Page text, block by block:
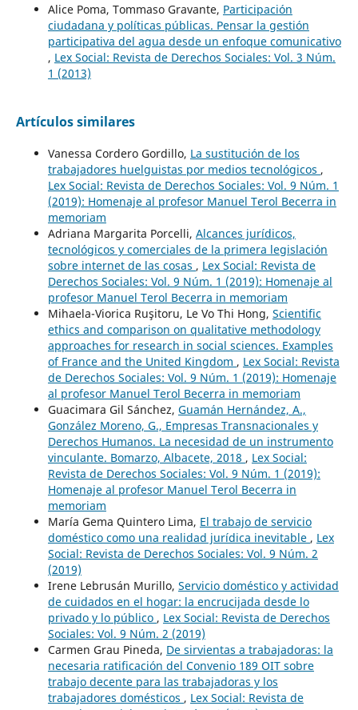
Alice Poma, Tommaso Gravante, Participación
ciudadana y políticas públicas. Pensar la gestión
participativa del agua desde un enfoque comunicativo
, Lex Social: Revista de Derechos Sociales: Vol. 3 Núm.
1 (2013)
Artículos similares
Vanessa Cordero Gordillo, La sustitución de los
trabajadores huelguistas por medios tecnológicos ,
Lex Social: Revista de Derechos Sociales: Vol. 9 Núm. 1
(2019): Homenaje al profesor Manuel Terol Becerra in
memoriam
Adriana Margarita Porcelli, Alcances jurídicos,
tecnológicos y comerciales de la primera legislación
sobre internet de las cosas , Lex Social: Revista de
Derechos Sociales: Vol. 9 Núm. 1 (2019): Homenaje al
profesor Manuel Terol Becerra in memoriam
Mihaela-Viorica Ruşitoru, Le Vo Thi Hong, Scientific
ethics and comparison on qualitative methodology
approaches for research in social sciences. Examples
of France and the United Kingdom , Lex Social: Revista
de Derechos Sociales: Vol. 9 Núm. 1 (2019): Homenaje
al profesor Manuel Terol Becerra in memoriam
Guacimara Gil Sánchez, Guamán Hernández, A.,
González Moreno, G., Empresas Transnacionales y
Derechos Humanos. La necesidad de un instrumento
vinculante. Bomarzo, Albacete, 2018 , Lex Social:
Revista de Derechos Sociales: Vol. 9 Núm. 1 (2019):
Homenaje al profesor Manuel Terol Becerra in
memoriam
María Gema Quintero Lima, El trabajo de servicio
doméstico como una realidad jurídica inevitable , Lex
Social: Revista de Derechos Sociales: Vol. 9 Núm. 2
(2019)
Irene Lebrusán Murillo, Servicio doméstico y actividad
de cuidados en el hogar: la encrucijada desde lo
privado y lo público , Lex Social: Revista de Derechos
Sociales: Vol. 9 Núm. 2 (2019)
Carmen Grau Pineda, De sirvientas a trabajadoras: la
necesaria ratificación del Convenio 189 OIT sobre
trabajo decente para las trabajadoras y los
trabajadores domésticos , Lex Social: Revista de